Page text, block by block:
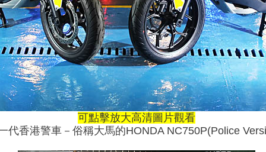
可點擊放大高清圖片觀看
代香港警車－俗稱大馬的HONDA NC750P(Police